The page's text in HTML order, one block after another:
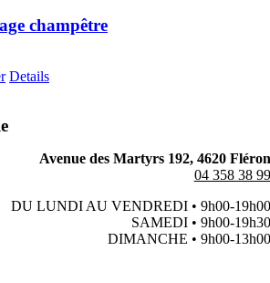
champêtre
Details
Avenue des Martyrs 192, 4620 Fléron
04 358 38 99
DU LUNDI AU VENDREDI • 9h00-19h00
SAMEDI • 9h00-19h30
DIMANCHE • 9h00-13h00